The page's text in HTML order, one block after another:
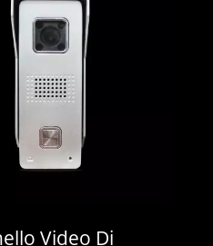
Video Di